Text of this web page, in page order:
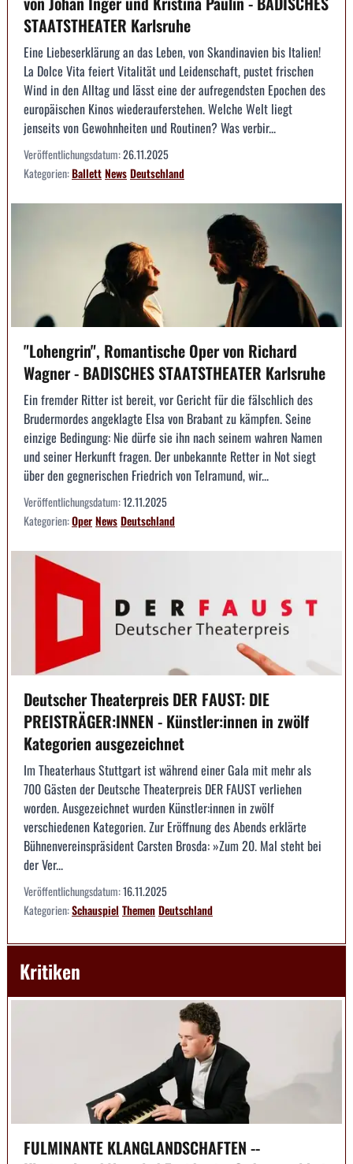
STAATSTHEATER Karlsruhe
Eine Liebeserklärung an das Leben, von Skandinavien bis Italien!
La Dolce Vita feiert Vitalität und Leidenschaft, pustet frischen
Wind in den Alltag und lässt eine der aufregendsten Epochen des
europäischen Kinos wiederauferstehen. Welche Welt liegt
jenseits von Gewohnheiten und Routinen? Was verbir...
Veröffentlichungsdatum:26.11.2025
Kategorien:BallettNewsDeutschland
"Lohengrin", Romantische Oper von Richard
Wagner - BADISCHES STAATSTHEATER Karlsruhe
Ein fremder Ritter ist bereit, vor Gericht für die fälschlich des
Brudermordes angeklagte Elsa von Brabant zu kämpfen. Seine
einzige Bedingung: Nie dürfe sie ihn nach seinem wahren Namen
und seiner Herkunft fragen. Der unbekannte Retter in Not siegt
über den gegnerischen Friedrich von Telramund, wir...
Veröffentlichungsdatum:12.11.2025
Kategorien:OperNewsDeutschland
Deutscher Theaterpreis DER FAUST: DIE
PREISTRÄGER:INNEN - Künstler:innen in zwölf
Kategorien ausgezeichnet
Im Theaterhaus Stuttgart ist während einer Gala mit mehr als
700 Gästen der Deutsche Theaterpreis DER FAUST verliehen
worden. Ausgezeichnet wurden Künstler:innen in zwölf
verschiedenen Kategorien. Zur Eröffnung des Abends erklärte
Bühnenvereinspräsident Carsten Brosda: »Zum 20. Mal steht bei
der Ver...
Veröffentlichungsdatum:16.11.2025
Kategorien:Schauspiel ThemenDeutschland
Kritiken
FULMINANTE KLANGLANDSCHAFTEN --